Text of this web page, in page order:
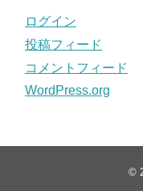
ログイン
投稿フィード
コメントフィード
WordPress.org
©